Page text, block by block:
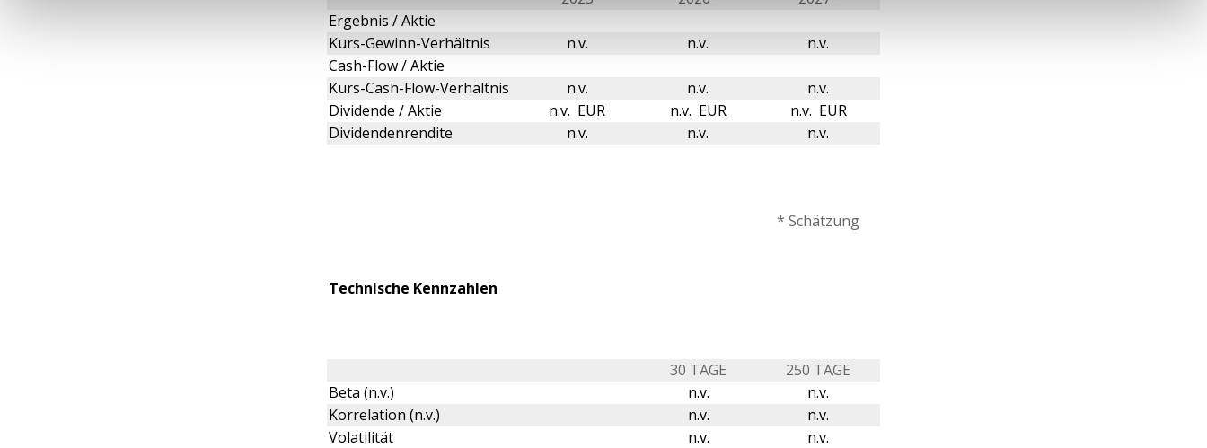
Ergebnis / Aktie
Kurs-Gewinn-Verhältnis
n.v. n.v.
n.v.
Cash-Flow / Aktie
Kurs-Cash-Flow-Verhältnis
n.v. n.v.
n.v.
Dividende / Aktie
n.v. EUR n.v. EUR
n.v. EUR
Dividendenrendite
n.v. n.v. n.v.
* Schätzung
Technische Kennzahlen
30 TAGE
250 TAGE
Beta (n.v.)
n.v.
n.v.
Korrelation (n.v.)
n.v.
n.v.
Volatilität
n.v. n.v.